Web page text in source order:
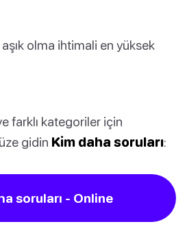
aşık olma ihtimali en yüksek
farklı kategoriler için
gidin Kim daha soruları:
soruları - Online